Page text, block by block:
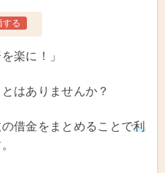
する
楽に！」
はありませんか？
借金をまとめることで利